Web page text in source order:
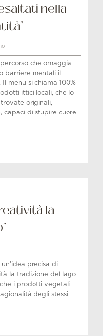
nella
che omaggia
barriere mentali il
menu si chiama 100%
ittici locali, che lo
originali,
capaci di stupire cuore
la
un'idea precisa di
la tradizione del lago
i prodotti vegetali
degli stessi.